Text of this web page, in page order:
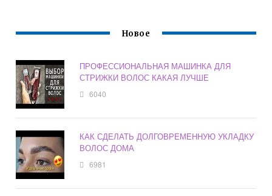
Новое
ПРОФЕССИОНАЛЬНАЯ МАШИНКА ДЛЯ
СТРИЖКИ ВОЛОС КАКАЯ ЛУЧШЕ
6040
КАК СДЕЛАТЬ ДОЛГОВРЕМЕННУЮ УКЛАДКУ
ВОЛОС ДОМА
6981